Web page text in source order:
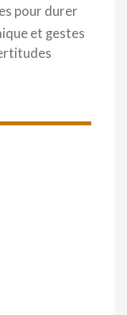
pour durer
et gestes